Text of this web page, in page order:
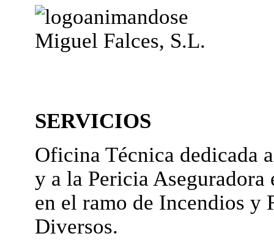
Miguel Falces, S.L.
SERVICIOS
Oficina Técnica dedicada
y a la Pericia Aseguradora
en el ramo de Incendios y
Diversos.